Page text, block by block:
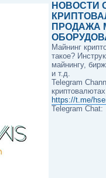
НОВОСТИ
ПРОДАЖА
Майнинг
такое?
майнингу,
и т.д.
Telegram
https://t.me/
Telegram Chat: